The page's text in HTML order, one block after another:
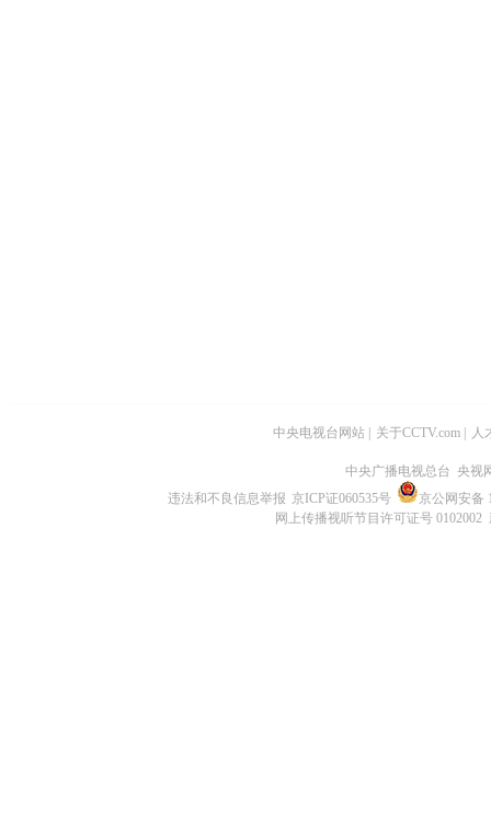
中央电视台网站 关于CCTV.com 人
中央广播电视总台 央视
违法和不良信息举报 京ICP证060535号
京公网安备
网上传播视听节目许可证号 0102002